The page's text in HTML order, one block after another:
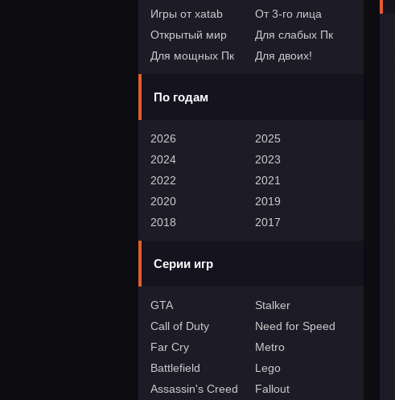
Игры от xatab
От 3-го лица
Открытый мир
Для слабых Пк
Для мощных Пк
Для двоих!
По годам
2026
2025
2024
2023
2022
2021
2020
2019
2018
2017
Серии игр
GTA
Stalker
Call of Duty
Need for Speed
Far Cry
Metro
Battlefield
Lego
Assassin's Creed
Fallout